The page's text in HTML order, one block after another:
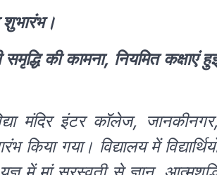
शुभारंभ।
की कामना, नियमित कक्षाएं
मंदिर इंटर कॉलेज, जानकीनगर,
गया। विद्यालय में